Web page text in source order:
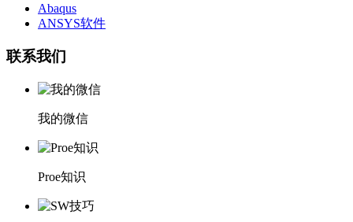
Abaqus
ANSYS软件
联系我们
我的微信
Proe知识